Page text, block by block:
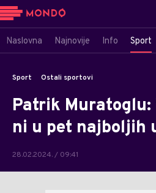
Naslovna Najnovije Info Sport
Sport Ostali sportovi
Patrik
ni u pet najboljih
28.02.2024. / 09:41